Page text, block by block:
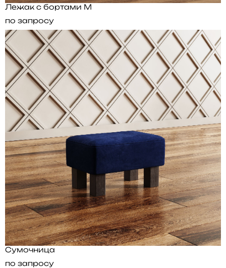
Лежак с бортами M
по запросу
Сумочница
по запросу